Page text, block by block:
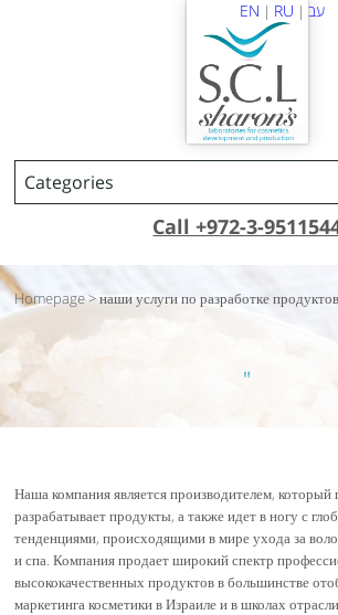
EN | RU | עב
Call +972-3-
Homepage>наши услуги по разработке продуктов
"
Наша компания является производителем, который
разрабатывает продукты, а также идет в ногу с
тенденциями, происходящими в мире ухода за
и спа. Компания продает широкий спектр
высококачественных продуктов в большинстве
маркетинга косметики в Израиле и в школах